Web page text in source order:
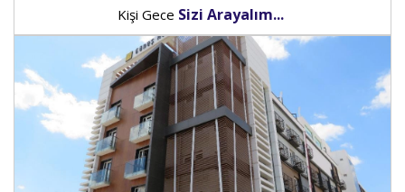
Kişi Gece Sizi Arayalım...